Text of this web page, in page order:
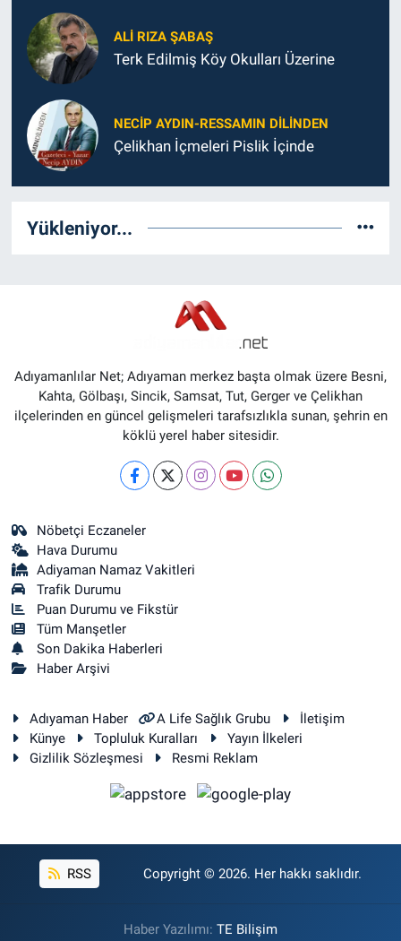
ALI RIZA ŞABAŞ
Terk Edilmiş Köy Okulları Üzerine
NECIP AYDIN-RESSAMIN DILINDEN
Çelikhan İçmeleri Pislik İçinde
Yükleniyor...
Adıyamanlılar Net; Adıyaman merkez başta olmak üzere Besni,
Kahta, Gölbaşı, Sincik, Samsat, Tut, Gerger ve Çelikhan
ilçelerinden en güncel gelişmeleri tarafsızlıkla sunan, şehrin en
köklü yerel haber sitesidir.
Nöbetçi Eczaneler
Hava Durumu
Adiyaman Namaz Vakitleri
Trafik Durumu
Puan Durumu ve Fikstür
Tüm Manşetler
Son Dakika Haberleri
Haber Arşivi
Adıyaman Haber A Life Sağlık Grubu
İletişim
Künye
Topluluk Kuralları
Yayın İlkeleri
Gizlilik Sözleşmesi
Resmi Reklam
RSS Copyright © 2026. Her hakkı saklıdır.
Haber Yazılımı: TE Bilişim